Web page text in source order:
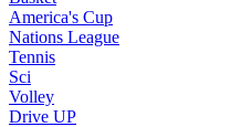
America's Cup
Nations League
Tennis
Sci
Volley
Drive UP